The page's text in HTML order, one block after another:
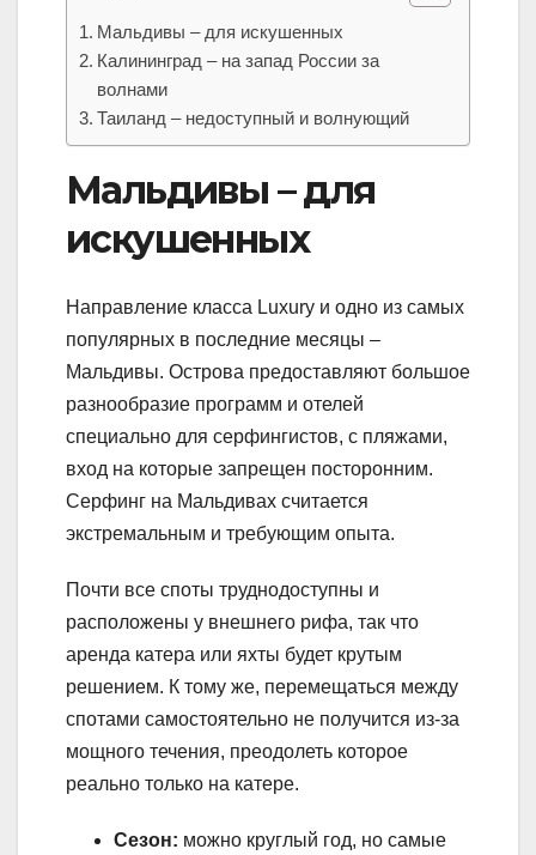
Мальдивы – для искушенных
Калининград – на запад России за
волнами
Таиланд – недоступный и волнующий
Мальдивы – для
искушенных
Направление класса Luxury и одно из самых
популярных в последние месяцы –
Мальдивы. Острова предоставляют большое
разнообразие программ и отелей
специально для серфингистов, с пляжами,
вход на которые запрещен посторонним.
Серфинг на Мальдивах считается
экстремальным и требующим опыта.
Почти все споты труднодоступны и
расположены у внешнего рифа, так что
аренда катера или яхты будет крутым
решением. К тому же, перемещаться между
спотами самостоятельно не получится из-за
мощного течения, преодолеть которое
реально только на катере.
Сезон: можно круглый год, но самые